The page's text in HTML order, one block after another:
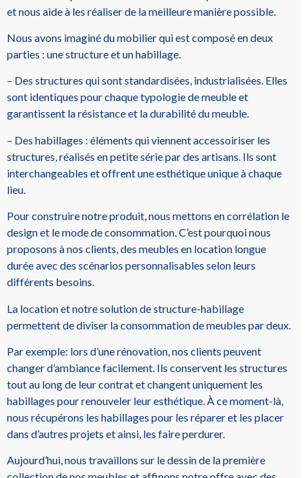
et nous aide à les réaliser de la meilleure manière possible.
Nous avons imaginé du mobilier qui est composé en deux
parties : une structure et un habillage.
– Des structures qui sont standardisées, industrialisées. Elles
sont identiques pour chaque typologie de meuble et
garantissent la résistance et la durabilité du meuble.
– Des habillages : éléments qui viennent accessoiriser les
structures, réalisés en petite série par des artisans. Ils sont
interchangeables et offrent une esthétique unique à chaque
lieu.
Pour construire notre produit, nous mettons en corrélation le
design et le mode de consommation. C’est pourquoi nous
proposons à nos clients, des meubles en location longue
durée avec des scénarios personnalisables selon leurs
différents besoins.
La location et notre solution de structure-habillage
permettent de diviser la consommation de meubles par deux.
Par exemple: lors d’une rénovation, nos clients peuvent
changer d’ambiance facilement. Ils conservent les structures
tout au long de leur contrat et changent uniquement les
habillages pour renouveler leur esthétique. À ce moment-là,
nous récupérons les habillages pour les réparer et les placer
dans d’autres projets et ainsi, les faire perdurer.
Aujourd’hui, nous travaillons sur le dessin de la première